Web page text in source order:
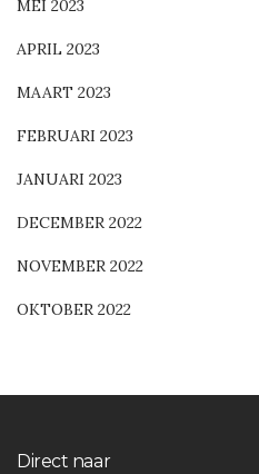
MEI 2023
APRIL 2023
MAART 2023
FEBRUARI 2023
JANUARI 2023
DECEMBER 2022
NOVEMBER 2022
OKTOBER 2022
Direct naar